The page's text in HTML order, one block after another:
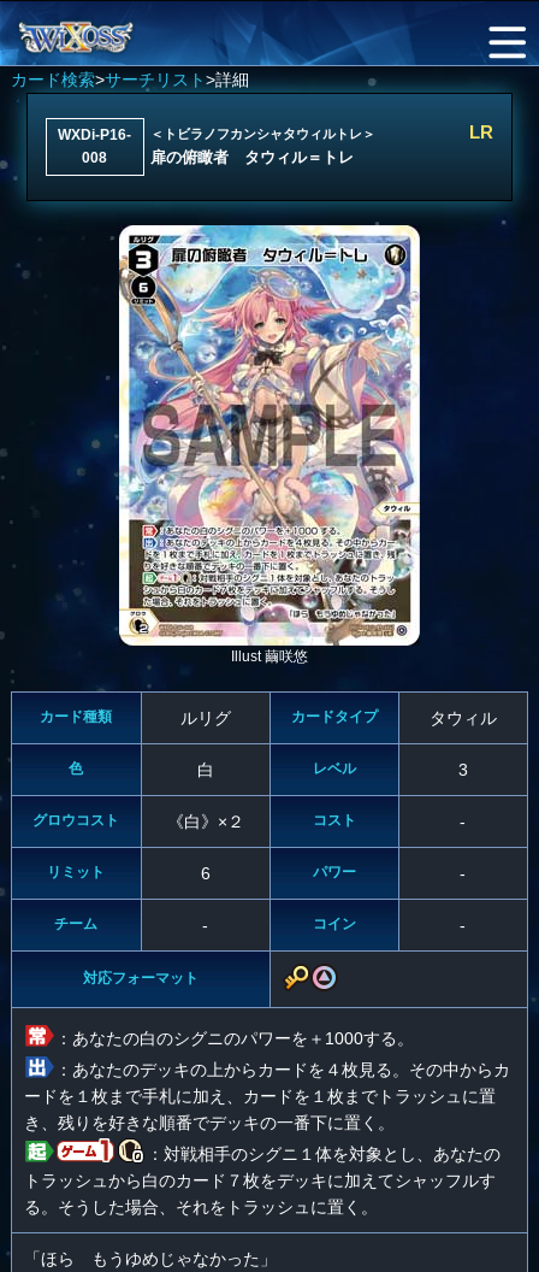
カード検索>サーチリスト>詳細
WXDi-P16-
008
＜トビラノフカンシャタウィルトレ＞
扉の俯瞰者 タウィル＝トレ
LR
Illust 繭咲悠
カード種類 ルリグ カードタイプ タウィル
色 白 レベル 3
グロウコスト 《白》×２ コスト -
リミット 6 パワー -
チーム - コイン -
対応フォーマット
：あなたの白のシグニのパワーを＋1000する。
：あなたのデッキの上からカードを４枚見る。その中からカ
ードを１枚まで手札に加え、カードを１枚までトラッシュに置
き、残りを好きな順番でデッキの一番下に置く。
：対戦相手のシグニ１体を対象とし、あなたの
トラッシュから白のカード７枚をデッキに加えてシャッフルす
る。そうした場合、それをトラッシュに置く。
「ほら もうゆめじゃなかった」